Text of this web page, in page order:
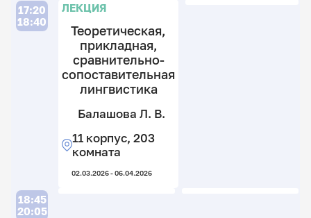
17:20
18:40
ЛЕКЦИЯ
Теоретическая,
прикладная,
сравнительно-
сопоставительная
лингвистика
Балашова Л. В.
11 корпус, 203
комната
02.03.2026 - 06.04.2026
18:45
20:05